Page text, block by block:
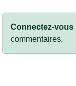
Connectez-vous
commentaires.